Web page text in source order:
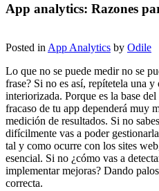
App analytics: Razones
Posted inApp Analytics by Odile
Lo que no se puede medir no se
frase? Si no es así, repítetela una y
interiorizada. Porque es la base del
fracaso de tu app dependerá muy
medición de resultados. Si no
difícilmente vas a poder
tal y como ocurre con los sites
esencial. Si no ¿cómo vas a
implementar mejoras? Dando
correcta.